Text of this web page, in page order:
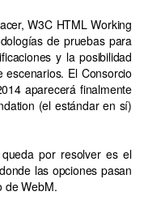
W3C HTML Working
de pruebas para
y la posibilidad
El Consorcio
aparecerá finalmente
(el estándar en sí)
por resolver es el
las opciones pasan
de WebM.